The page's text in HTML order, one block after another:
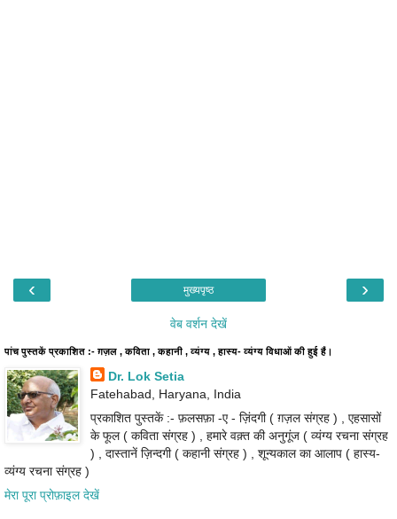
‹ ›
मुख्यपृष्ठ
वेब वर्शन देखें
पांच पुस्तकें प्रकाशित :- ग़ज़ल , कविता , कहानी , व्यंग्य , हास्य- व्यंग्य विधाओं की हुई हैं।
Dr. Lok Setia
Fatehabad, Haryana, India
प्रकाशित पुस्तकें :- फ़लसफ़ा -ए - ज़िंदगी ( ग़ज़ल संग्रह ) , एहसासों
के फूल ( कविता संग्रह ) , हमारे वक़्त की अनुगूंज ( व्यंग्य रचना संग्रह
) , दास्तानें ज़िन्दगी ( कहानी संग्रह ) , शून्यकाल का आलाप ( हास्य-
व्यंग्य रचना संग्रह )
मेरा पूरा प्रोफ़ाइल देखें